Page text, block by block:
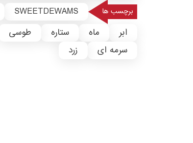
برچسب ها SWEETDEWAMS
ابر
ماه ستاره
طوسی
سرمه ای
زرد